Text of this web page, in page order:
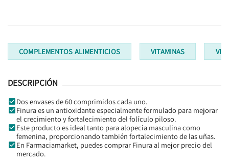
COMPLEMENTOS ALIMENTICIOS VITAMINAS
DESCRIPCIÓN
Dos envases de 60 comprimidos cada uno.
Finura es un antioxidante especialmente formulado para mejorar
el crecimiento y fortalecimiento del folículo piloso.
Este producto es ideal tanto para alopecia masculina como
femenina, proporcionando también fortalecimiento de las uñas.
En Farmaciamarket, puedes comprar Finura al mejor precio del
mercado.